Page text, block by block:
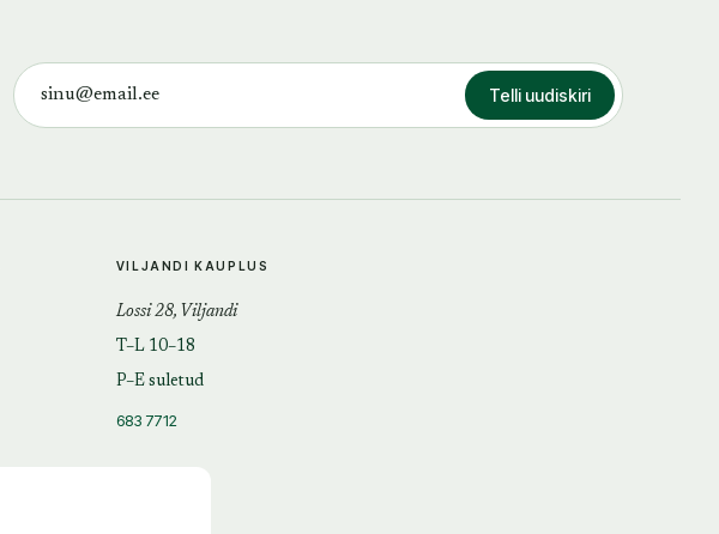
Telli uudiskiri
VILJANDI KAUPLUS
Lossi 28, Viljandi
T–L 10–18
P–E suletud
683 7712